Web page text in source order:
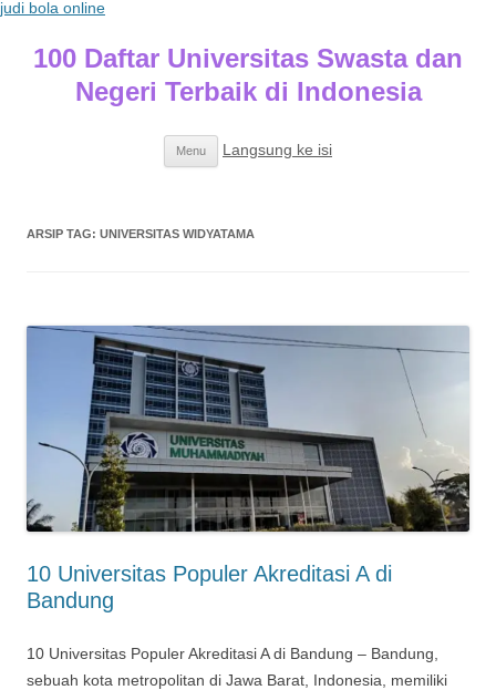
judi bola online
100 Daftar Universitas Swasta dan
Negeri Terbaik di Indonesia
Menu Langsung ke isi
ARSIP TAG: UNIVERSITAS WIDYATAMA
10 Universitas Populer Akreditasi A di
Bandung
10 Universitas Populer Akreditasi A di Bandung – Bandung,
sebuah kota metropolitan di Jawa Barat, Indonesia, memiliki